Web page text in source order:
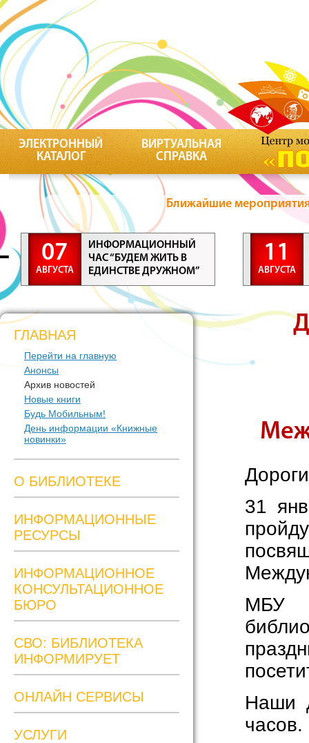
ЭЛЕКТРОННЫЙ
КАТАЛОГ
ВИРТУАЛЬНАЯ
СПРАВКА
Ближайшие
07
АВГУСТА
ИНФОРМАЦИОННЫЙ
ЧАС “БУДЕМ ЖИТЬ В
ЕДИНСТВЕ ДРУЖНОМ”
11
АВГУСТА
ГЛАВНАЯ
Перейти на главную
Анонсы
Архив новостей
Новые книги
Будь Мобильным!
День информации «Книжные
новинки»
О БИБЛИОТЕКЕ
ИНФОРМАЦИОННЫЕ
РЕСУРСЫ
ИНФОРМАЦИОННОЕ
КОНСУЛЬТАЦИОННОЕ
БЮРО
СВО: БИБЛИОТЕКА
ИНФОРМИРУЕТ
ОНЛАЙН СЕРВИСЫ
УСЛУГИ
31
МБУ
Наши
часов.